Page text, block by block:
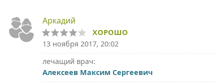
Аркадий
ХОРОШО
13 ноября 2017, 20:02
лечащий врач:
Алексеев Максим Сергеевич